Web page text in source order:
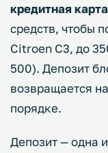
кредитная карта
средств, чтобы
Citroen C3, до
500). Депозит
возвращается
порядке.
Депозит — одна